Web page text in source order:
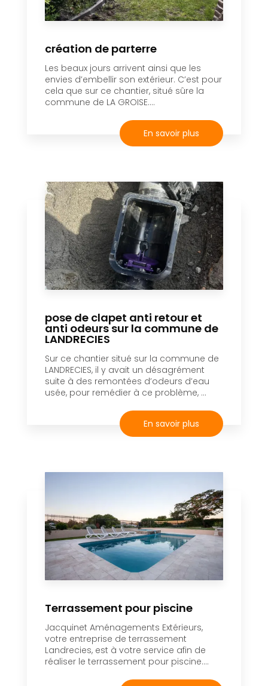
création de parterre
Les beaux jours arrivent ainsi que les
envies d’embellir son extérieur. C’est pour
cela que sur ce chantier, situé sûre la
commune de LA GROISE....
En savoir plus
pose de clapet anti retour et
anti odeurs sur la commune de
LANDRECIES
Sur ce chantier situé sur la commune de
LANDRECIES, il y avait un désagrément
suite à des remontées d’odeurs d’eau
usée, pour remédier à ce problème, ...
En savoir plus
Terrassement pour piscine
Jacquinet Aménagements Extérieurs,
votre entreprise de terrassement
Landrecies, est à votre service afin de
réaliser le terrassement pour piscine....